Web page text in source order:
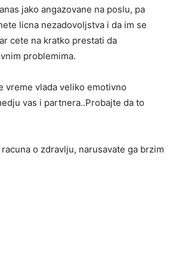
jako angazovane na poslu, pa
licna nezadovoljstva i da im se
cete na kratko prestati da
problemima.
vreme vlada veliko emotivno
vas i partnera..Probajte da to
o zdravlju, narusavate ga brzim